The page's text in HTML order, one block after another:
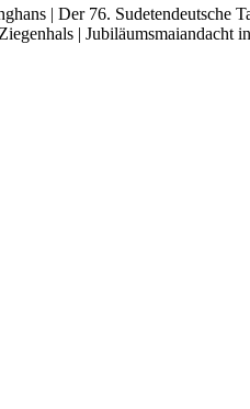
| Der 76. Sude­ten­deut­sche
| Jubi­lä­ums­mai­an­dacht